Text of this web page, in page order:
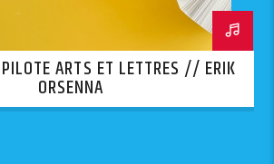
PILOTE ARTS ET LETTRES // ERIK
ORSENNA